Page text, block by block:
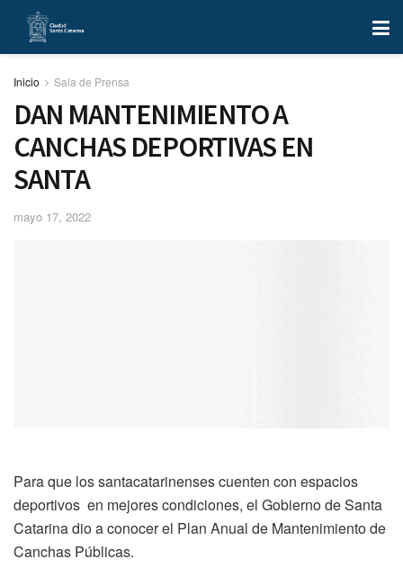
Inicio Sala de Prensa
DAN MANTENIMIENTO A
CANCHAS DEPORTIVAS EN
SANTA
mayo 17, 2022
Para que los santacatarinenses cuenten con espacios
deportivos en mejores condiciones, el Gobierno de Santa
Catarina dio a conocer el Plan Anual de Mantenimiento de
Canchas Públicas.